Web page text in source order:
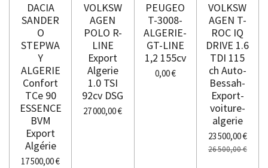
DACIA
SANDER
O
STEPWA
Y
ALGERIE
Confort
TCe 90
ESSENCE
BVM
Export
Algérie
17 500,00 €
VOLKSW
AGEN
POLO R-
LINE
Export
Algerie
1.0 TSI
92cv DSG
27 000,00 €
PEUGEO
T-3008-
ALGERIE-
GT-LINE
1,2 155cv
0,00 €
VOLKSW
AGEN T-
ROC IQ
DRIVE 1.6
TDI 115
ch Auto-
Bessah-
Export-
voiture-
algerie
23 500,00 €
26 500,00 €